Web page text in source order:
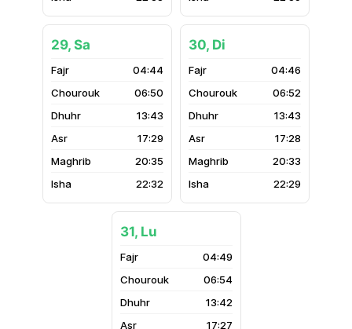
29, Sa
04:44
06:50
13:43
17:29
20:35
22:32
30, Di
04:46
06:52
13:43
17:28
20:33
22:29
31, Lu
04:49
06:54
13:42
17:27